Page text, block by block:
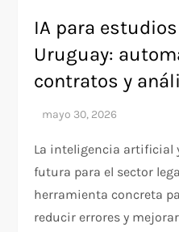
IA para
Uruguay:
contratos y
La inteligencia artificial
futura para el sector
herramienta concreta
reducir errores y